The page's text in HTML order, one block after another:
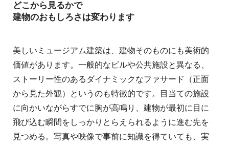
どこから見るかで
建物のおもしろさは変わります
美しいミュージアム建築は、建物そのものにも美術的
価値があります。一般的なビルや公共施設と異なる、
ストーリー性のあるダイナミックなファサード（正面
から見た外観）というのも特徴的です。目当ての施設
に向かいながらすでに胸が高鳴り、建物が最初に目に
飛び込む瞬間をしっかりとらえられるように進む先を
見つめる。写真や映像で事前に知識を得ていても、実